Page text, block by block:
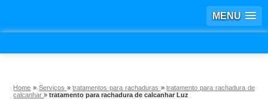
MENU
Home » Serviços »tratamentos para rachaduras »tratamento para rachadura de
calcanhar»tratamento para rachadura de calcanhar Luz